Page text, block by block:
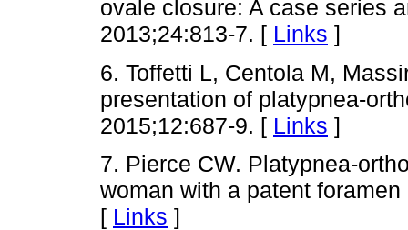
ovale closure: A case series
2013;24:813-7. [ Links ]
6. Toffetti L, Centola M,
presentation of platypnea-
2015;12:687-9. [ Links ]
7. Pierce CW. Platypnea-
woman with a patent
[ Links ]